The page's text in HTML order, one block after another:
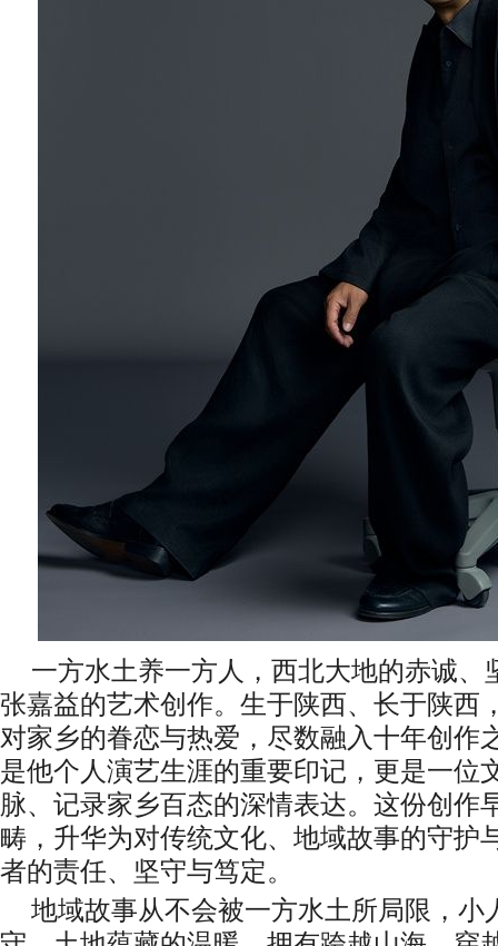
一方水土养一方人，西北大地的赤诚、
张嘉益的艺术创作。生于陕西、长于陕西
对家乡的眷恋与热爱，尽数融入十年创作
是他个人演艺生涯的重要印记，更是一位
脉、记录家乡百态的深情表达。这份创作
畴，升华为对传统文化、地域故事的守护
者的责任、坚守与笃定。
地域故事从不会被一方水土所局限，小